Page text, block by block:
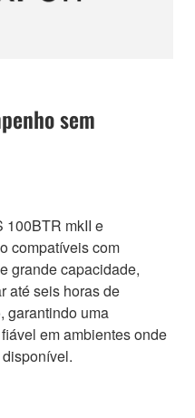
sem
100BTR mkII e
compatíveis com
grande capacidade,
até seis horas de
garantindo uma
em ambientes onde